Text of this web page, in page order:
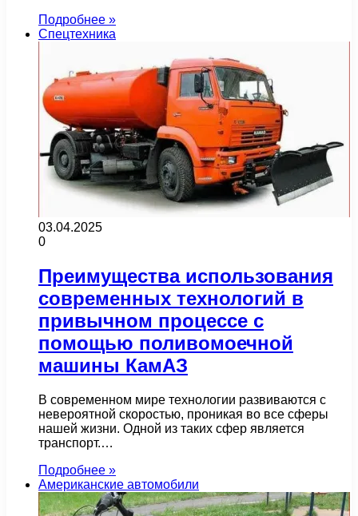
Подробнее »
Спецтехника
03.04.2025
0
Преимущества использования
современных технологий в
привычном процессе с
помощью поливомоечной
машины КамАЗ
В современном мире технологии развиваются с
невероятной скоростью, проникая во все сферы
нашей жизни. Одной из таких сфер является
транспорт.…
Подробнее »
Американские автомобили